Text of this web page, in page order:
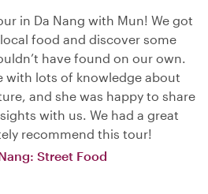
in Da Nang with Mun! We got
food and discover some
have found on our own.
with lots of knowledge about
and she was happy to share
with us. We had a great
recommend this tour!
Street Food